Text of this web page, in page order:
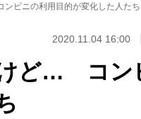
ビニの利用目的が変化した人たち
2020.11.04 16:00
ど… コン